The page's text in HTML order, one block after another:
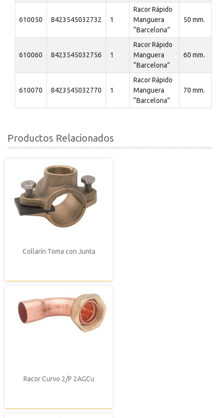
610050 8423545032732 1
Racor Rápido
Manguera
“Barcelona”
50 mm.
610060 8423545032756 1
Racor Rápido
Manguera
“Barcelona”
60 mm.
610070 8423545032770 1
Racor Rápido
Manguera
“Barcelona”
70 mm.
Productos Relacionados
Collarín Toma con Junta
Racor Curvo 2/P 2AGCu